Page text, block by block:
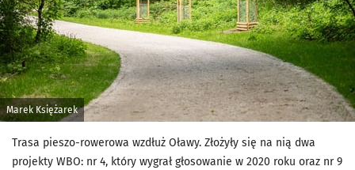
Marek Księżarek
Trasa pieszo-rowerowa wzdłuż Oławy. Złożyły się na nią dwa
projekty WBO: nr 4, który wygrał głosowanie w 2020 roku oraz nr 9